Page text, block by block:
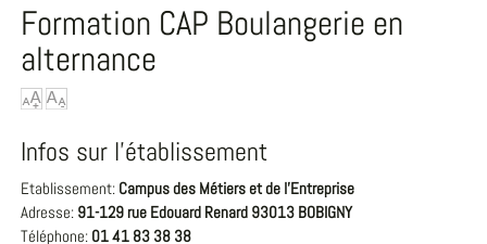
Formation CAP Boulangerie en
alternance
Infos sur l'établissement
Etablissement: Campus des Métiers et de l'Entreprise
Adresse: 91-129 rue Edouard Renard 93013 BOBIGNY
Téléphone: 01 41 83 38 38